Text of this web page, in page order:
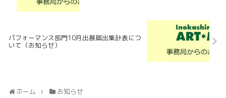
パフォーマンス部門10月出展届出集計表につ
いて（お知らせ）
ホーム お知らせ